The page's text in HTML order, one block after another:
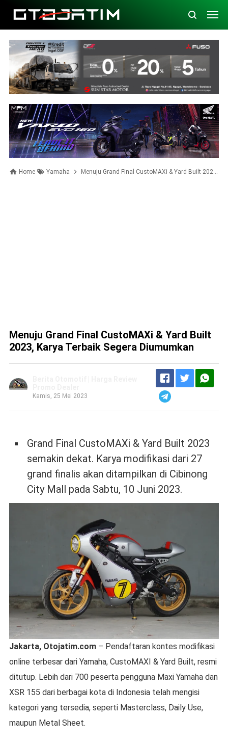
Home Yamaha Menuju Grand Final CustoMAXi & Yard Built 2023, Karya Terbaik Segera Diumumkan
Menuju Grand Final CustoMAXi & Yard Built
2023, Karya Terbaik Segera Diumumkan
Kamis, 25 Mei 2023
Grand Final CustoMAXi & Yard Built 2023
semakin dekat. Karya modifikasi dari 27
grand finalis akan ditampilkan di Cibinong
City Mall pada Sabtu, 10 Juni 2023.
Jakarta, Otojatim.com – Pendaftaran kontes modifikasi
online terbesar dari Yamaha, CustoMAXI & Yard Built, resmi
ditutup. Lebih dari 700 peserta pengguna Maxi Yamaha dan
XSR 155 dari berbagai kota di Indonesia telah mengisi
kategori yang tersedia, seperti Masterclass, Daily Use,
maupun Metal Sheet.